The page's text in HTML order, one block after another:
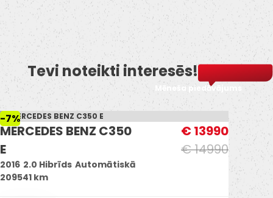
Tevi noteikti interesēs!
Mēneša piedāvājums
-7%
MERCEDES BENZ C350
E
€ 14990
€ 13990
2016 2.0 Hibrīds Automātiskā
209541 km